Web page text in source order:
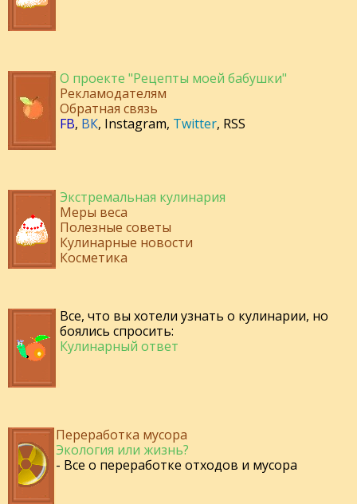
О проекте "Рецепты моей бабушки"
Рекламодателям
Обратная связь
FB, ВК, Instagram, Twitter, RSS
Экстремальная кулинария
Меры веса
Полезные советы
Кулинарные новости
Косметика
Все, что вы хотели узнать о кулинарии, но
боялись спросить:
Кулинарный ответ
Переработка мусора
Экология или жизнь?
- Все о переработке отходов и мусора